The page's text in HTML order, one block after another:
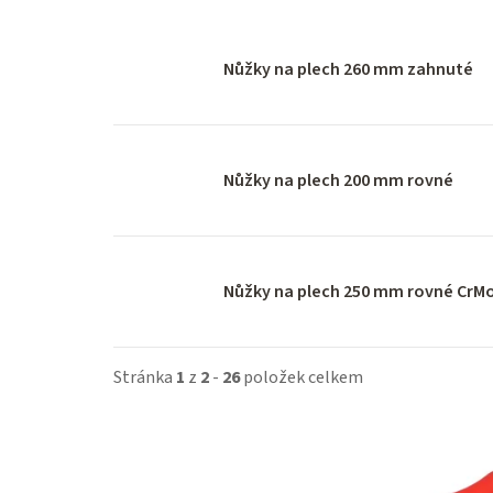
Nůžky na plech 260 mm zahnuté
Nůžky na plech 200 mm rovné
Nůžky na plech 250 mm rovné
Stránka 1 z 2- 26položek celkem